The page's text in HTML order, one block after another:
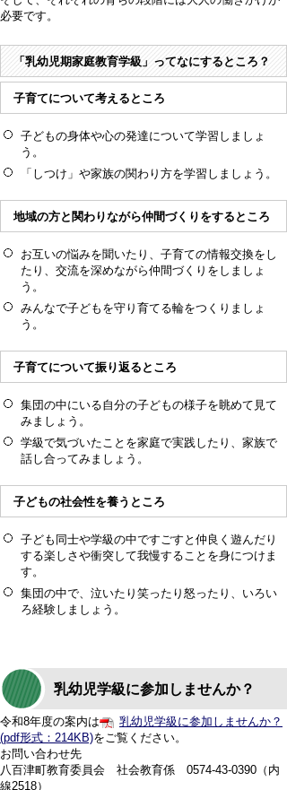
必要です。
「乳幼児期家庭教育学級」ってなにするところ？
子育てについて考えるところ
子どもの身体や心の発達について学習しましょ
う。
「しつけ」や家族の関わり方を学習しましょう。
地域の方と関わりながら仲間づくりをするところ
お互いの悩みを聞いたり、子育ての情報交換をし
たり、交流を深めながら仲間づくりをしましょ
う。
みんなで子どもを守り育てる輪をつくりましょ
う。
子育てについて振り返るところ
集団の中にいる自分の子どもの様子を眺めて見て
みましょう。
学級で気づいたことを家庭で実践したり、家族で
話し合ってみましょう。
子どもの社会性を養うところ
子ども同士や学級の中ですごすと仲良く遊んだり
する楽しさや衝突して我慢することを身につけま
す。
集団の中で、泣いたり笑ったり怒ったり、いろい
ろ経験しましょう。
乳幼児学級に参加しませんか？
令和8年度の案内は
乳幼児学級に参加しませんか？
(pdf形式：214KB)をご覧ください。
お問い合わせ先
八百津町教育委員会 社会教育係 0574‐43‐0390（内
線2518）